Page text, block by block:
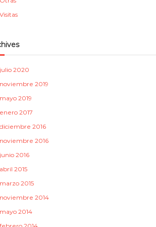
2020
2019
2019
2017
2016
2016
2016
2015
2015
2014
2014